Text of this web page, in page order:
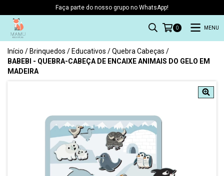
Faça parte do nosso grupo no WhatsApp!
0 MENU
Início / Brinquedos / Educativos /Quebra Cabeças /
BABEBI - QUEBRA-CABEÇA DE ENCAIXE ANIMAIS DO GELO EM
MADEIRA